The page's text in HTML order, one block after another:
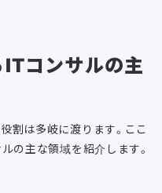
コンサルの主
割は多岐に渡ります。ここ
の主な領域を紹介します。